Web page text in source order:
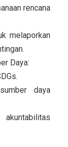
rencana
melaporkan
Daya:
daya